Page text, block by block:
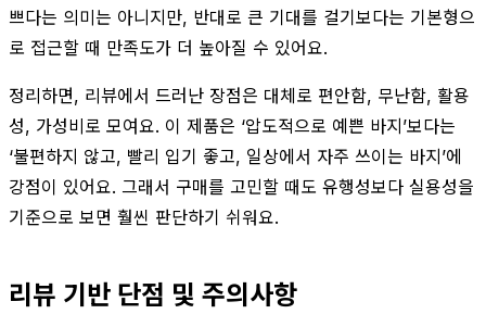
쁘다는 의미는 아니지만, 반대로 큰 기대를 걸기보다는 기본형으
로 접근할 때 만족도가 더 높아질 수 있어요.
정리하면, 리뷰에서 드러난 장점은 대체로 편안함, 무난함, 활용
성, 가성비로 모여요. 이 제품은 ‘압도적으로 예쁜 바지’보다는
‘불편하지 않고, 빨리 입기 좋고, 일상에서 자주 쓰이는 바지’에
강점이 있어요. 그래서 구매를 고민할 때도 유행성보다 실용성을
기준으로 보면 훨씬 판단하기 쉬워요.
리뷰 기반 단점 및 주의사항